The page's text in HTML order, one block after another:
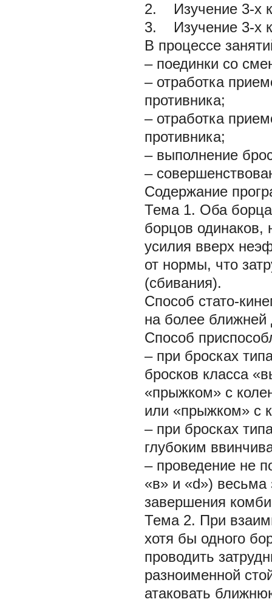
2. Изучение 3-х
3. Изучение 3-х
В процессе
– поединки со
– отработка
противника;
– отработка
противника;
– выполнение
–
Содержание
Тема 1. Оба борца
борцов одинаков,
усилия вверх
от нормы, что
(сбивания).
Способ стато-
на более ближней
Способ
– при бросках
бросков класса
«прыжком» с
или «прыжком» с
– при бросках
глубоким
– проведение не
«в» и «d») весьма
завершения
Тема 2. При
хотя бы одного
проводить
разноименной
атаковать